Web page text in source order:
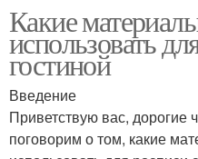
Какие
использовать
гостиной
Введение
Приветствую вас, дорогие
поговорим о том, какие